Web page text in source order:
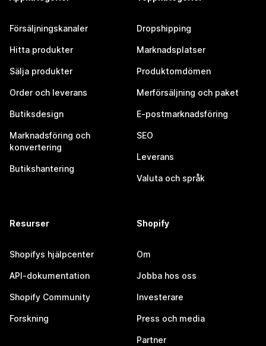
Försäljningskanaler
Hitta produkter
Sälja produkter
Order och leverans
Butiksdesign
Marknadsföring och
konvertering
Butikshantering
Dropshipping
Marknadsplatser
Produktomdömen
Merförsäljning och paket
E-postmarknadsföring
SEO
Leverans
Valuta och språk
Resurser
Shopifys hjälpcenter
API-dokumentation
Shopify Community
Forskning
Shopify
Om
Jobba hos oss
Investerare
Press och media
Partner